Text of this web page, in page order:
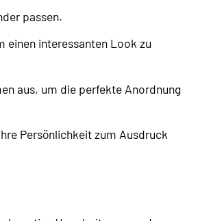
passen.
einen interessanten Look zu
aus, um die perfekte Anordnung
Persönlichkeit zum Ausdruck